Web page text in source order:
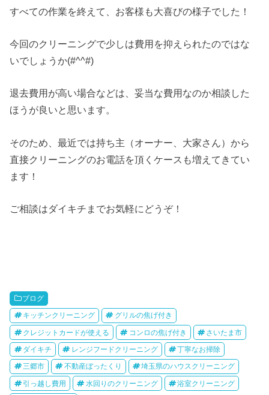
すべての作業を終えて、お客様も大喜びの様子でした！
今回のクリーニングで少しは費用を抑えられたのではな
いでしょうか(#^^#)
退去費用が高い場合などは、妥当な費用なのか相談した
ほうが良いと思います。
そのため、最近では持ち主（オーナー、大家さん）から
直接クリーニングのお電話を頂くケースも増えてきてい
ます！
ご相談はダイキチまでお気軽にどうぞ！
ブログ
キッチンクリーニング グリルの焦げ付き
クレジットカードが使える コンロの焦げ付き さいたま市
ダイキチ レンジフードクリーニング 丁寧なお掃除
三郷市 不動産ぼったくり 埼玉県のハウスクリーニング
引っ越し費用 水回りのクリーニング 浴室クリーニング